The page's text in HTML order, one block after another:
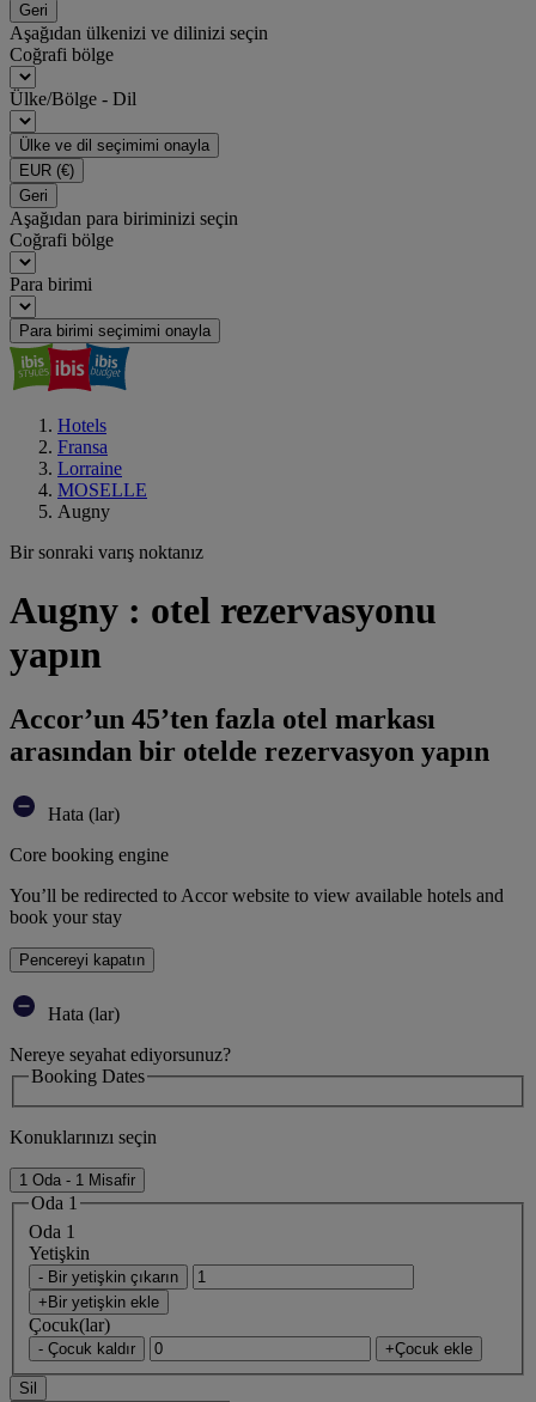
Geri
Aşağıdan ülkenizi ve dilinizi seçin
Coğrafi bölge
Ülke/Bölge - Dil
Ülke ve dil seçimimi onayla
EUR (€)
Geri
Aşağıdan para biriminizi seçin
Coğrafi bölge
Para birimi
Para birimi seçimimi onayla
Hotels
Fransa
Lorraine
MOSELLE
Augny
Bir sonraki varış noktanız
Augny : otel rezervasyonu
yapın
Accor’un 45’ten fazla otel markası
arasından bir otelde rezervasyon yapın
Hata (lar)
Core booking engine
You’ll be redirected to Accor website to view available hotels and
book your stay
Pencereyi kapatın
Hata (lar)
Nereye seyahat ediyorsunuz?
Booking Dates
Konuklarınızı seçin
1 Oda - 1 Misafir
Oda 1
Oda 1
Yetişkin
- Bir yetişkin çıkarın
+Bir yetişkin ekle
Çocuk(lar)
- Çocuk kaldır +Çocuk ekle
Sil